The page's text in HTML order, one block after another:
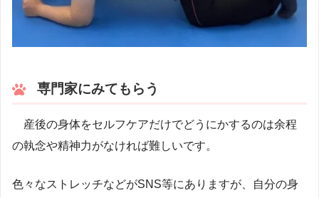
専門家にみてもらう
産後の身体をセルフケアだけでどうにかするのは余程
の執念や精神力がなければ難しいです。
色々なストレッチなどがSNS等にありますが、自分の身